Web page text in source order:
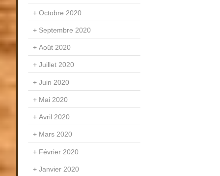
Octobre 2020
Septembre 2020
Août 2020
Juillet 2020
Juin 2020
Mai 2020
Avril 2020
Mars 2020
Février 2020
Janvier 2020